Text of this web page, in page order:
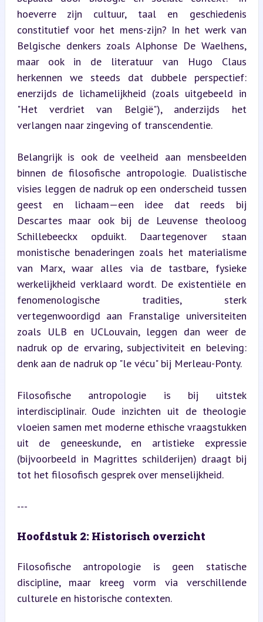
hoeverre zijn cultuur, taal en geschiedenis
constitutief voor het mens-zijn? In het werk van
Belgische denkers zoals Alphonse De Waelhens,
maar ook in de literatuur van Hugo Claus
herkennen we steeds dat dubbele perspectief:
enerzijds de lichamelijkheid (zoals uitgebeeld in
"Het verdriet van België"), anderzijds het
verlangen naar zingeving of transcendentie.
Belangrijk is ook de veelheid aan mensbeelden
binnen de filosofische antropologie. Dualistische
visies leggen de nadruk op een onderscheid tussen
geest en lichaam—een idee dat reeds bij
Descartes maar ook bij de Leuvense theoloog
Schillebeeckx opduikt. Daartegenover staan
monistische benaderingen zoals het materialisme
van Marx, waar alles via de tastbare, fysieke
werkelijkheid verklaard wordt. De existentiële en
fenomenologische tradities, sterk
vertegenwoordigd aan Franstalige universiteiten
zoals ULB en UCLouvain, leggen dan weer de
nadruk op de ervaring, subjectiviteit en beleving:
denk aan de nadruk op "le vécu" bij Merleau-Ponty.
Filosofische antropologie is bij uitstek
interdisciplinair. Oude inzichten uit de theologie
vloeien samen met moderne ethische vraagstukken
uit de geneeskunde, en artistieke expressie
(bijvoorbeeld in Magrittes schilderijen) draagt bij
tot het filosofisch gesprek over menselijkheid.
---
Hoofdstuk 2: Historisch overzicht
Filosofische antropologie is geen statische
discipline, maar kreeg vorm via verschillende
culturele en historische contexten.